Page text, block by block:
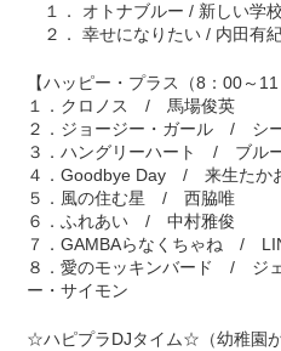
１． オトナブルー / 新しい学
２． 幸せになりたい / 内田有
【ハッピー・プラス（8：00～11
１．クロノス / 馬場俊英
２．ジョージー・ガール / シ
３．ハングリーハート / ブル
４．Goodbye Day / 来生たか
５．風の住む星 / 西脇唯
６．ふれあい / 中村雅俊
７．GAMBAらなくちゃね /
８．愛のモッキンバード / ジ
ー・サイモン
☆ハピプラDJタイム☆（幼稚園